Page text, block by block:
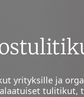
yrityksille ja